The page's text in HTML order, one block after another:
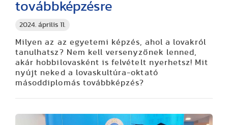
2024. április 11.
továbbképzésre
Milyen az az egyetemi képzés, ahol a lovakról
tanulhatsz? Nem kell versenyzőnek lenned,
akár hobbilovasként is felvételt nyerhetsz! Mit
nyújt neked a lovaskultúra-oktató
másoddiplomás továbbképzés?